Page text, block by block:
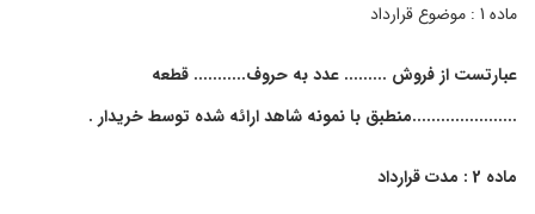
ماده 1 : موضوع قرارداد
عبارتست از فروش ......... عدد به حروف........... قطعه
......................منطبق با نمونه شاهد ارائه شده توسط خریدار .
ماده 2 : مدت قرارداد